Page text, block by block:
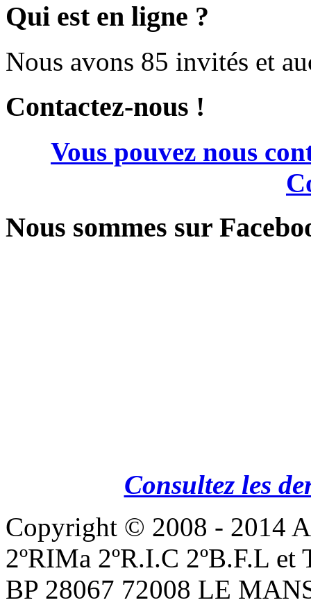
Qui est en ligne ?
Nous avons 85 invités et
Contactez-nous !
Vous pouvez nous
Nous sommes sur
Consultez les
Copyright © 2008 - 2014
2ºRIMa 2ºR.I.C 2ºB.F.L
BP 28067 72008 LE